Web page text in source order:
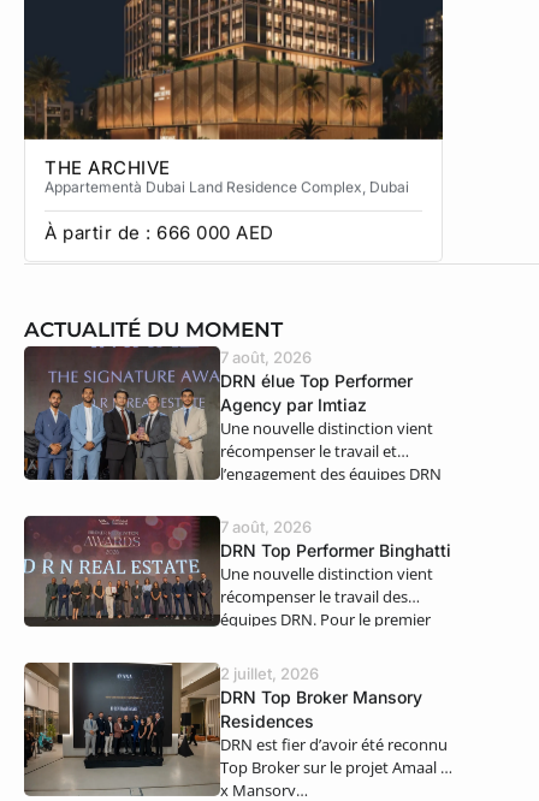
THE ARCHIVE
Appartementà Dubai Land Residence Complex , Dubai
À partir de : 666 000 AED
ACTUALITÉ DU MOMENT
7 août, 2026
DRN élue Top Performer
Agency par Imtiaz
Une nouvelle distinction vient
récompenser le travail et
l’engagement des équipes DRN
7 août, 2026
DRN Top Performer Binghatti
Une nouvelle distinction vient
récompenser le travail des
équipes DRN. Pour le premier
2 juillet, 2026
DRN Top Broker Mansory
Residences
DRN est fier d’avoir été reconnu
Top Broker sur le projet Amaal 8
x Mansory…